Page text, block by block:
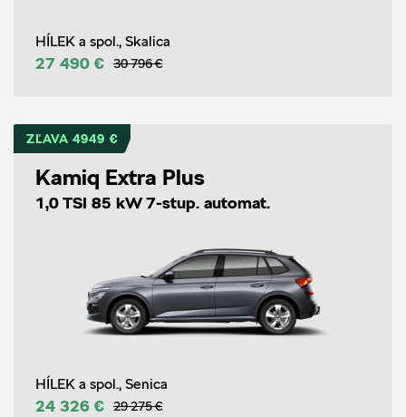
HÍLEK a spol., Skalica
27 490 € 30 796 €
ZĽAVA 4949 €
Kamiq Extra Plus
1,0 TSI 85 kW 7-stup. automat.
HÍLEK a spol., Senica
24 326 € 29 275 €